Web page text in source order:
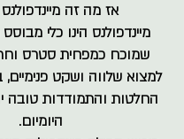
אז מה זה
מיינדפולנס הינו כלי
שמוכח כמפחית סטרס
למצוא שלווה ושקט
החלטות והתמודדות טובה
היומיום.